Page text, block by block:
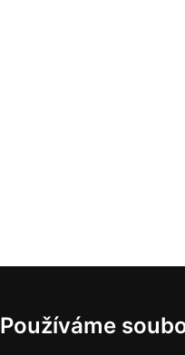
Používáme